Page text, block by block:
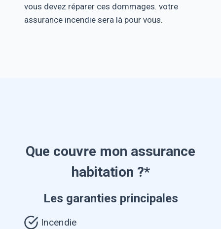
vous devez réparer ces dommages. votre
assurance incendie sera là pour vous.
Que couvre mon assurance
habitation ?*
Les garanties principales
Incendie